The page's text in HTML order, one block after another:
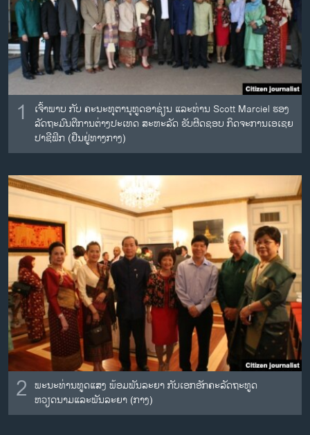
ທຸລະກິດ
ພາສາອັງກິດ
ວີດີໂອ
ສຽງ
ລາຍການກະຈາຍສຽງ
ລາຍງານ
ຕິດຕາມພວກເຮົາ ທີ່
ພາສາຕ່າງໆ
1
ເຈົ້າພາບ ກັບ ຄະນະທຸຕານຸທູດອາຊ່ຽນ ແລະທ່ານ Scott Marciel ຮອງ
ລັດຖະມົນຕີການຕ່າງປະເທດ ສະຫະລັດ ຮັບຜີດຊອບ ກິດຈະການເອເຊຍ
ປາຊີຟິກ (ຢືນຢູ່ທາງກາງ)
2 ພະນະທ່ານທູດແສງ ພ້ອມພັນລະຍາ ກັບເອກອັກຄະລັດຖະທູດ
ຫວຽດນາມແລະພັນລະຍາ (ກາງ)